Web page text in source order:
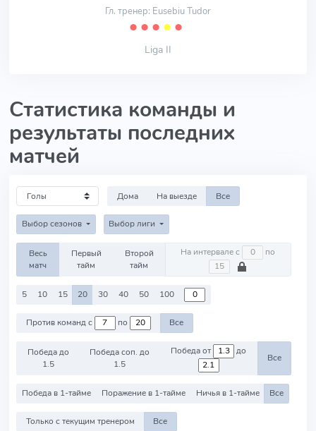
Гл. тренер: Eusebiu Tudor
⬤ ⬤ ⬤ ⬤ ⬤
Liga II
Статистика команды и
результаты последних
матчей
Дома На выезде Все
Выбор сезонов Выбор лиги
Весь
матч
Первый
тайм
Второй
тайм
На интервале с по
5 10 15 20 30 40 50 100
Против команд с по Все
Победа до
1.5
Победа соп. до
1.5
Победа от до
Все
Победа в 1-тайме Поражение в 1-тайме Ничья в 1-тайме Все
Только с текущим тренером Все